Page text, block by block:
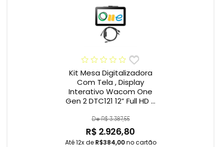
Kit Mesa Digitalizadora
Com Tela , Display
Interativo Wacom One
Gen 2 DTC121 12” Full HD +
geração , DTC121 ,
DTH134W,
De R$ 3.387,55
R$ 2.926,80
Até 12x de R$384,00no cartão